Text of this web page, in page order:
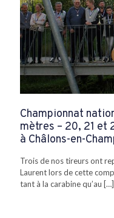
Championnat
mètres – 20, 21 et
à Châlons-en-
Trois de nos tireurs ont
Laurent lors de cette
tant à la carabine qu’au […]